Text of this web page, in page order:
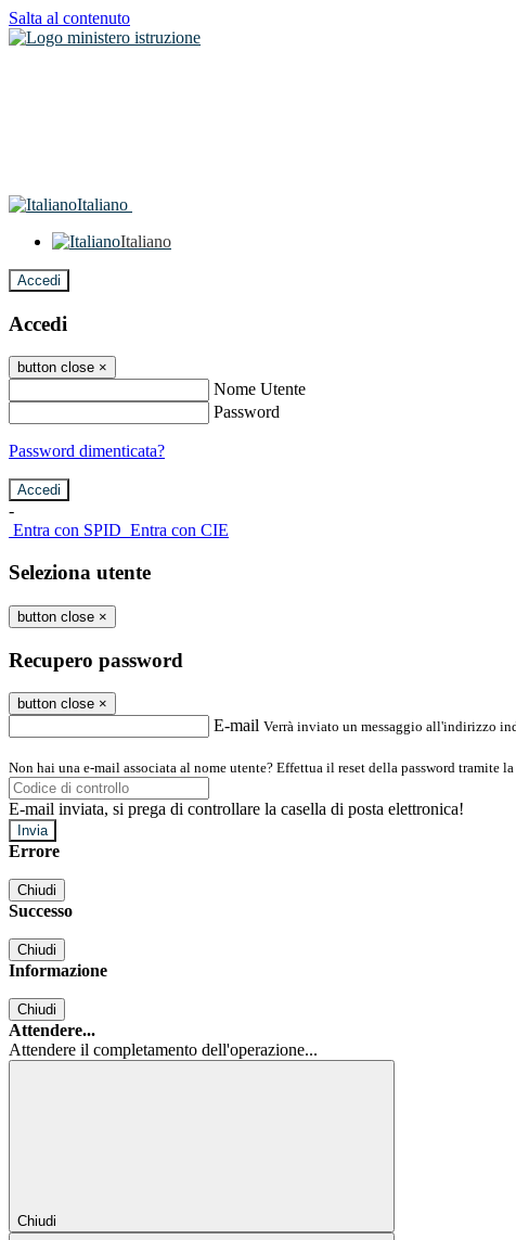
Salta al contenuto
Italiano
Italiano
Accedi
Accedi
button close ×
Nome Utente
Password
Password dimenticata?
-
Entra con SPID Entra con CIE
Seleziona utente
button close ×
Recupero password
button close ×
E-mail Verrà inviato un messaggio all'indirizzo
Non hai una e-mail associata al nome utente? Effettua il reset della password tramite la
E-mail inviata, si prega di controllare la casella di posta elettronica!
Errore
Chiudi
Successo
Chiudi
Informazione
Chiudi
Attendere...
Attendere il completamento dell'operazione...
Chiudi